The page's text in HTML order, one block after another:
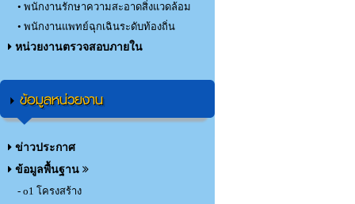
• พนักงานรักษาความสะอาดสิ่งแวดล้อม
• พนักงานแพทย์ฉุกเฉินระดับท้องถิ่น
หน่วยงานตรวจสอบภายใน
ข้อมูลหน่วยงาน
ข่าวประกาศ
ข้อมูลพื้นฐาน
- o1 โครงสร้าง